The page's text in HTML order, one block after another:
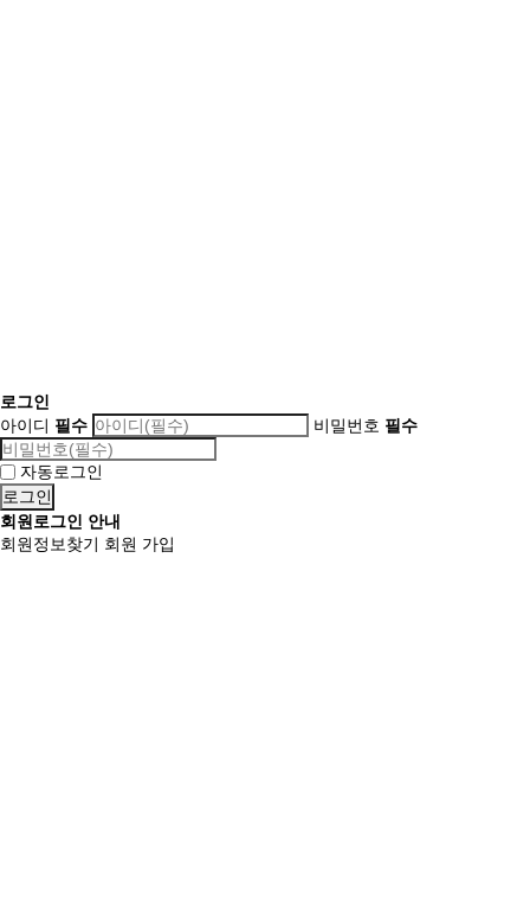
로그인
아이디 필수 비밀번호 필수
자동로그인
회원로그인 안내
회원정보찾기 회원 가입